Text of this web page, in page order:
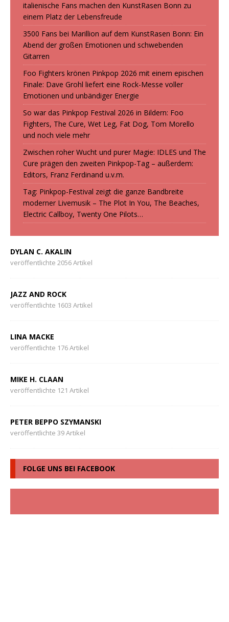
italienische Fans machen den KunstRasen Bonn zu
einem Platz der Lebensfreude
3500 Fans bei Marillion auf dem KunstRasen Bonn: Ein
Abend der großen Emotionen und schwebenden
Gitarren
Foo Fighters krönen Pinkpop 2026 mit einem epischen
Finale: Dave Grohl liefert eine Rock-Messe voller
Emotionen und unbändiger Energie
So war das Pinkpop Festival 2026 in Bildern: Foo
Fighters, The Cure, Wet Leg, Fat Dog, Tom Morello
und noch viele mehr
Zwischen roher Wucht und purer Magie: IDLES und The
Cure prägen den zweiten Pinkpop-Tag – außerdem:
Editors, Franz Ferdinand u.v.m.
Tag: Pinkpop-Festival zeigt die ganze Bandbreite
moderner Livemusik – The Plot In You, The Beaches,
Electric Callboy, Twenty One Pilots…
DYLAN C. AKALIN
veröffentlichte 2056 Artikel
JAZZ AND ROCK
veröffentlichte 1603 Artikel
LINA MACKE
veröffentlichte 176 Artikel
MIKE H. CLAAN
veröffentlichte 121 Artikel
PETER BEPPO SZYMANSKI
veröffentlichte 39 Artikel
FOLGE UNS BEI FACEBOOK